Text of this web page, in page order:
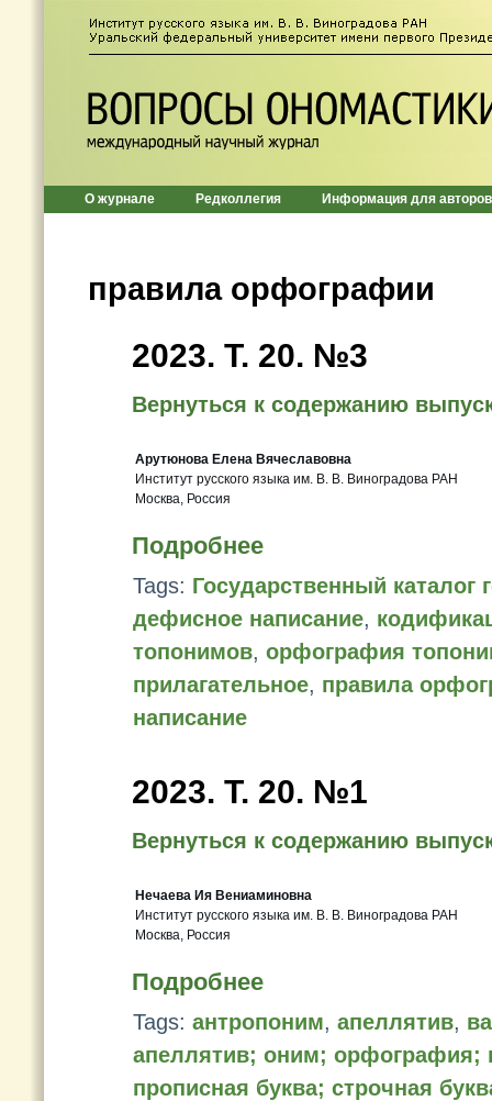
О журнале Редколлегия Информация для авторов
правила орфографии
2023. Т. 20. №3
Вернуться к содержанию
Арутюнова Елена Вячеславовна
Институт русского языка им. В. В. Виноградова РАН
Москва, Россия
Подробнее
Tags: Государственный каталог
дефисное написание,
топонимов, орфография
прилагательное, правила
написание
2023. Т. 20. №1
Вернуться к содержанию
Нечаева Ия Вениаминовна
Институт русского языка им. В. В. Виноградова РАН
Москва, Россия
Подробнее
Tags: антропоним, апеллятив,
апеллятив; оним; орфография;
прописная буква; строчная